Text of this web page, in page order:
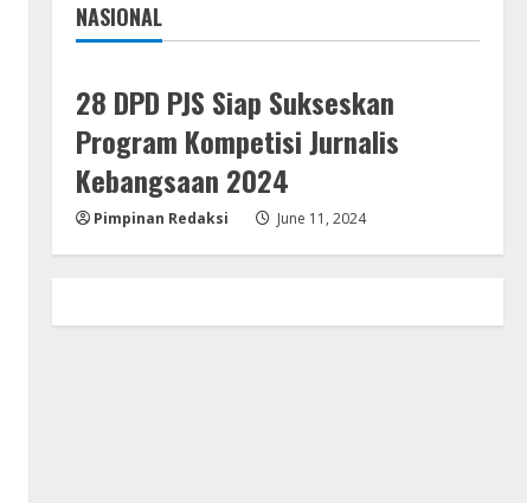
August 5, 2026
NASIONAL
Jakarta
28 DPD PJS Siap Sukseskan
Program Kompetisi Jurnalis
Kebangsaan 2024
Pimpinan Redaksi June 11, 2024